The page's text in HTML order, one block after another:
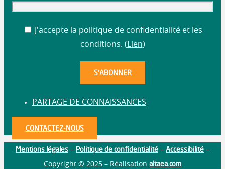
J'accepte la politique de confidentialité et les
conditions. (Lien)
PARTAGE DE CONNAISSANCES
CONTACTEZ-NOUS
Mentions légales – Politique de confidentialité – Accessibilité –
Copyright © 2025 – Réalisation altaea.com